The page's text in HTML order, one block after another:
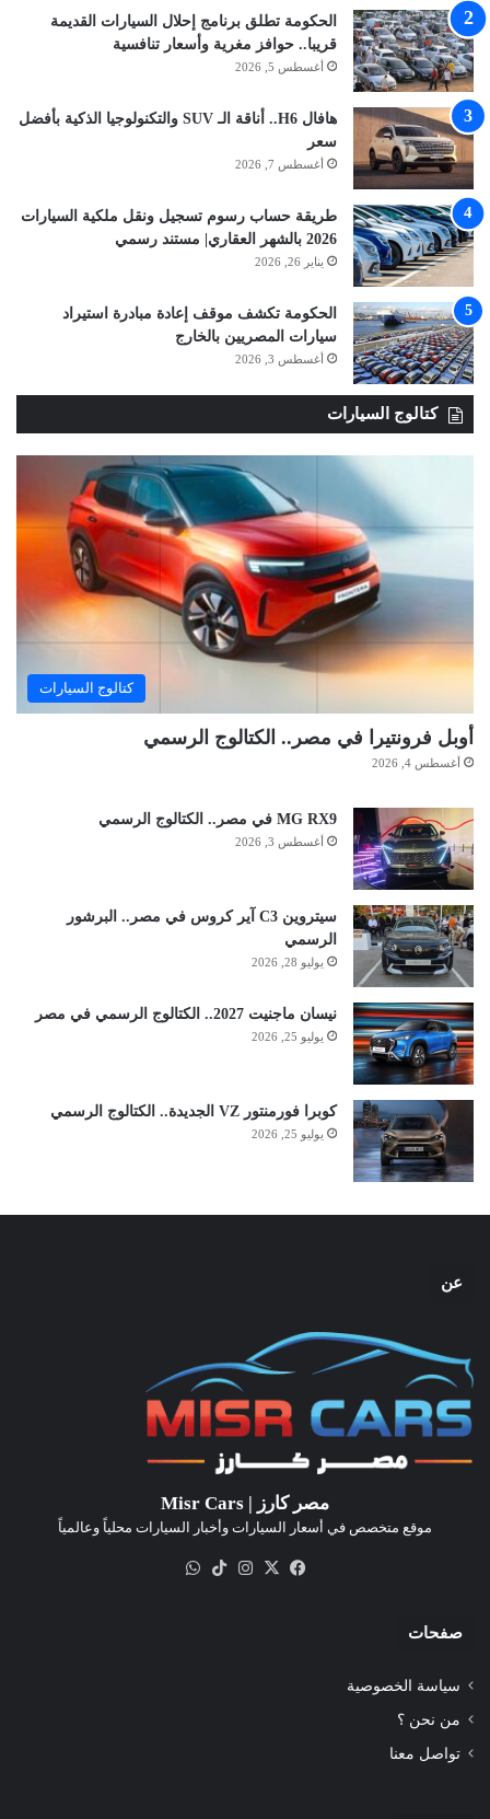
الحكومة تطلق برنامج إحلال السيارات القديمة
قريبا.. حوافز مغرية وأسعار تنافسية
أغسطس 5, 2026
هافال H6.. أناقة الـ SUV والتكنولوجيا الذكية بأفضل
سعر
أغسطس 7, 2026
طريقة حساب رسوم تسجيل ونقل ملكية السيارات
2026 بالشهر العقاري| مستند رسمي
يناير 26, 2026
الحكومة تكشف موقف إعادة مبادرة استيراد
سيارات المصريين بالخارج
أغسطس 3, 2026
كتالوج السيارات
كتالوج السيارات
أوبل فرونتيرا في مصر.. الكتالوج الرسمي
أغسطس 4, 2026
MG RX9 في مصر.. الكتالوج الرسمي
أغسطس 3, 2026
سيتروين C3 آير كروس في مصر.. البرشور
الرسمي
يوليو 28, 2026
نيسان ماجنيت 2027.. الكتالوج الرسمي في مصر
يوليو 25, 2026
كوبرا فورمنتور VZ الجديدة.. الكتالوج الرسمي
يوليو 25, 2026
عن
مصر كارز | Misr Cars
موقع متخصص في أسعار السيارات وأخبار السيارات محلياً وعالمياً
فيسبوك
‫X انستقرام‫TikTok
صفحات
سياسة الخصوصية
من نحن ؟
تواصل معنا